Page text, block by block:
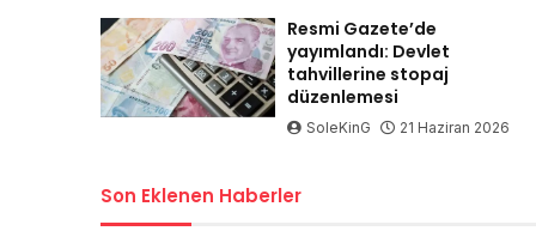
Resmi Gazete’de
yayımlandı: Devlet
tahvillerine stopaj
düzenlemesi
SoleKinG 21 Haziran 2026
Son Eklenen Haberler